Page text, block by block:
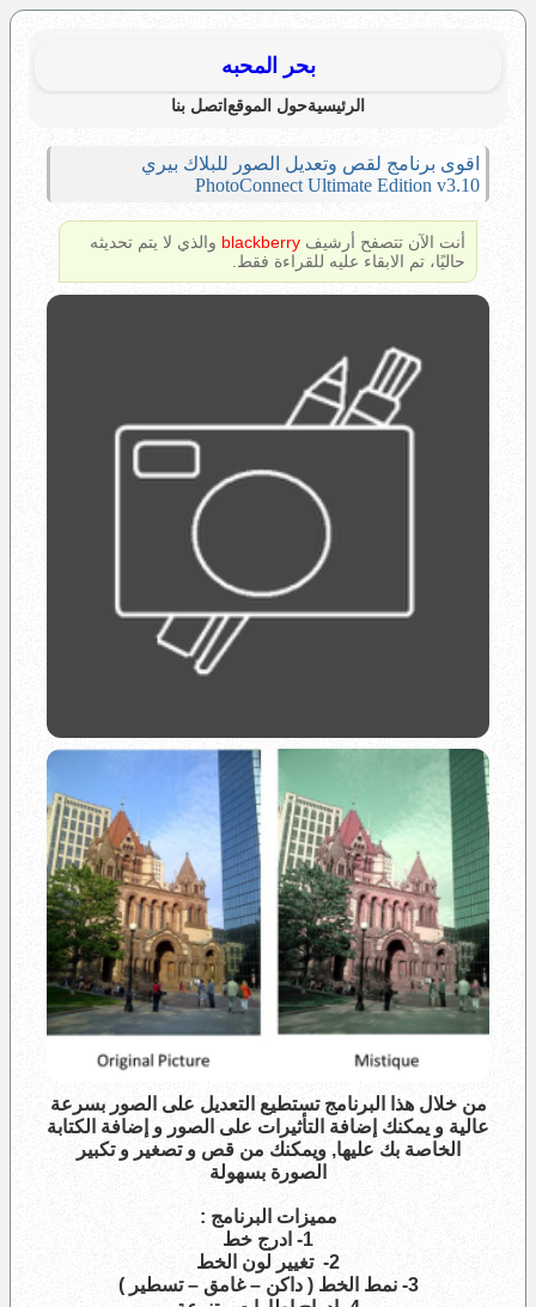
بحر المحبه
الرئيسيةحول الموقع اتصل بنا
اقوى برنامج لقص وتعديل الصور للبلاك بيري
PhotoConnect Ultimate Edition v3.10
أنت الآن تتصفح أرشيف blackberry والذي لا يتم تحديثه
حاليًا، تم الابقاء عليه للقراءة فقط.
من خلال هذا البرنامج تستطيع التعديل على الصور بسرعة
عالية و يمكنك إضافة التأثيرات على الصور و إضافة الكتابة
الخاصة بك عليها, ويمكنك من قص و تصغير و تكبير
الصورة بسهولة
مميزات البرنامج :
1- ادرج خط
2- تغيير لون الخط
3- نمط الخط ( داكن – غامق – تسطير )